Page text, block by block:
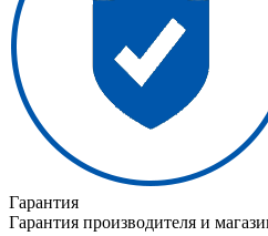
Гарантия
Гарантия производителя и